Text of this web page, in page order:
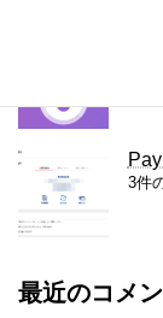
3件
最近のコメ